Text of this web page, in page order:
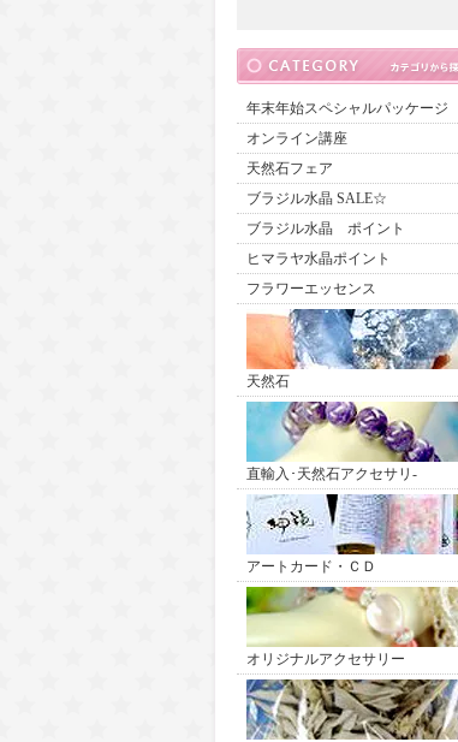
年末年始スペシャルパッケージ
オンライン講座
天然石フェア
ブラジル水晶 SALE☆
ブラジル水晶 ポイント
ヒマラヤ水晶ポイント
フラワーエッセンス
天然石
直輸入･天然石アクセサリ-
アートカード・ＣＤ
オリジナルアクセサリー